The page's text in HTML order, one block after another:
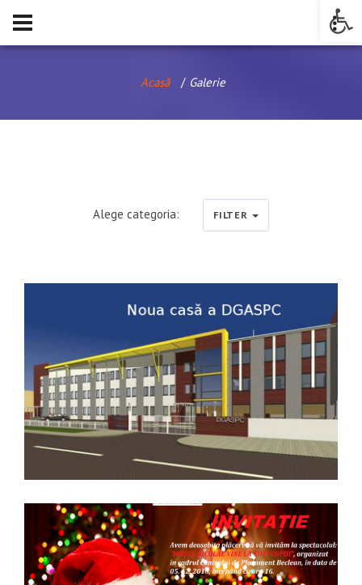
Acasă Galerie
Alege categoria: FILTER